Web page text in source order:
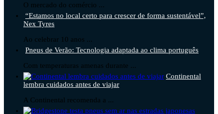
O mercado do comércio ...
“Estamos no local certo para crescer de forma sustentável”,
Nex Tyres
Ao celebrar 10 anos ...
Pneus de Verão: Tecnologia adaptada ao clima português
Com temperaturas amenas durante ...
Continental
lembra cuidados antes de viajar
A Continental recomenda a ...